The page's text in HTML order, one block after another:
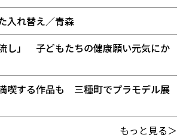
入れ替え／青森
し」 子どもたちの健康願い元気にか
喫する作品も 三種町でプラモデル展
もっと見る＞